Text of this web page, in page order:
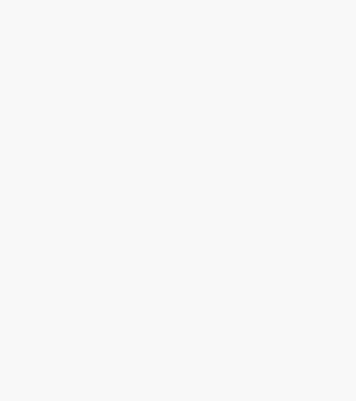
«OK, Google» работает только на
Как Google выпустил
Казалось бы, кому и зачем могут
колдуете над плитой у себя дома. Но
ситуации, когда в процессе
какого-то важного ингредиента. И тут
только переехали в новый район и
продуктовые магазины. В таких случаях
находятся ближайшие супермаркеты, и